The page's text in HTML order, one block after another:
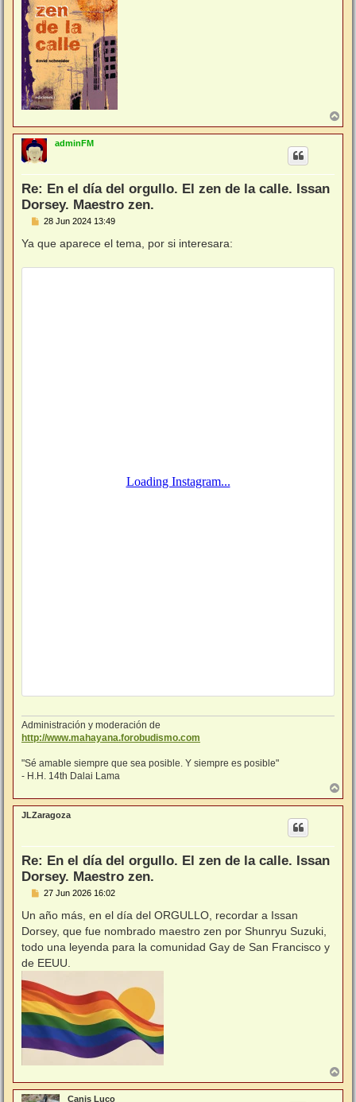
r
r
adminFM
Re: En el día del orgullo. El zen de la calle. Issan
Dorsey. Maestro zen.
M
n
s
28 Jun 2024 13:49
Ya que aparece el tema, por si interesara:
Administración y moderación de
http://www.mahayana.forobudismo.com
"Sé amable siempre que sea posible. Y siempre es posible"
- H.H. 14th Dalai Lama
r
r
JLZaragoza
Re: En el día del orgullo. El zen de la calle. Issan
Dorsey. Maestro zen.
M
n
a
j
e
27 Jun 2026 16:02
Un año más, en el día del ORGULLO, recordar a Issan
Dorsey, que fue nombrado maestro zen por Shunryu Suzuki,
todo una leyenda para la comunidad Gay de San Francisco y
de EEUU.
r
r
Canis Luco